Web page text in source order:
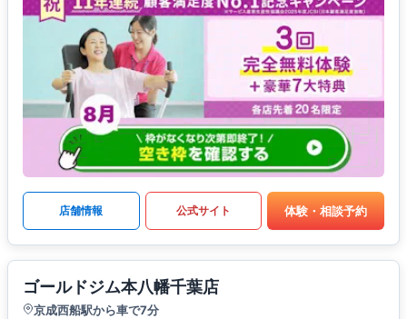
店舗情報 公式サイト 体験・相談予約
ゴールドジム本八幡千葉店
京成西船駅から車で7分